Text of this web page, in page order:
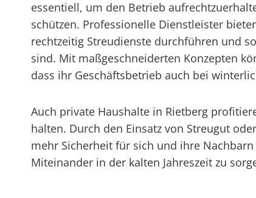
essentiell, um den Betrieb
schützen. Professionelle Dienstleister
rechtzeitig Streudienste durchführen und
sind. Mit maßgeschneiderten Konzepten
dass ihr Geschäftsbetrieb auch bei
Auch private Haushalte in Rietberg
halten. Durch den Einsatz von Streugut
mehr Sicherheit für sich und ihre
Miteinander in der kalten Jahreszeit zu